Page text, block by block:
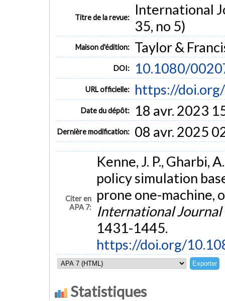
Titre de la revue:
International
35, no 5)
Maison d'édition: Taylor &
DOI: 10.1080/
URL officielle: https://
Date du dépôt: 18 avr. 2023
Dernière modification: 08 avr. 2025
Citer en
APA 7:
Kenne, J. P., Gharbi,
policy simulation
prone one-machine,
International
1431-1445.
https://doi.org/
Statistiques